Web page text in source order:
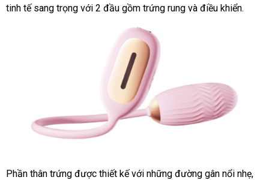
nhà
mãi
tinh tế sang trọng hướng
với 2 đầu gồm trứng rung thế
và điều khiển.
Phần thân trứng voucher
được thiết kếĐức
với đặt
những đường gân nổi nhẹ,